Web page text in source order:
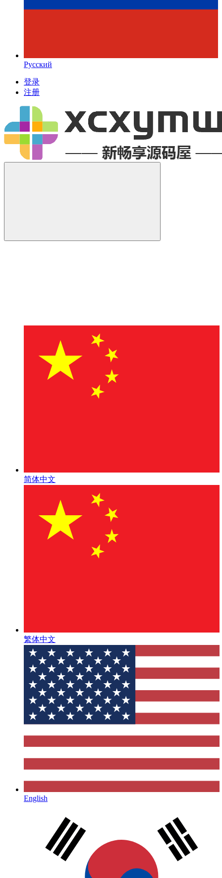
Русский
登录
注册
简体中文
繁体中文
English